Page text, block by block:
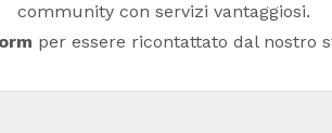
community con servizi vantaggiosi.
per essere ricontattato dal nostro